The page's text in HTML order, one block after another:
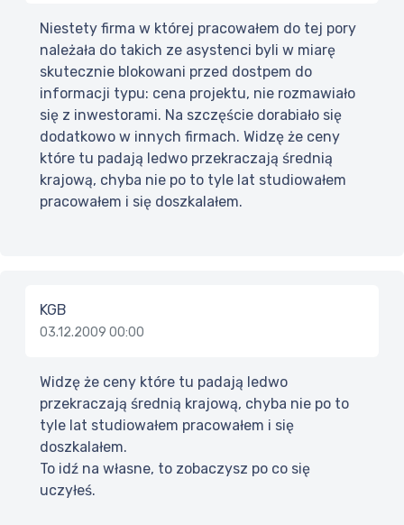
Niestety firma w której pracowałem do tej pory
należała do takich ze asystenci byli w miarę
skutecznie blokowani przed dostpem do
informacji typu: cena projektu, nie rozmawiało
się z inwestorami. Na szczęście dorabiało się
dodatkowo w innych firmach. Widzę że ceny
które tu padają ledwo przekraczają średnią
krajową, chyba nie po to tyle lat studiowałem
pracowałem i się doszkalałem.
KGB
03.12.2009 00:00
Widzę że ceny które tu padają ledwo
przekraczają średnią krajową, chyba nie po to
tyle lat studiowałem pracowałem i się
doszkalałem.
To idź na własne, to zobaczysz po co się
uczyłeś.